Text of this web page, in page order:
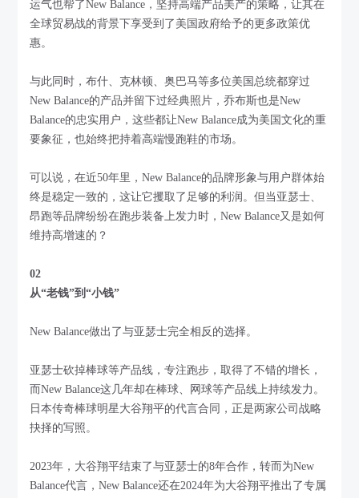
运气也帮了New Balance，坚持高端产品美产的策略，让其在
全球贸易战的背景下享受到了美国政府给予的更多政策优
惠。
与此同时，布什、克林顿、奥巴马等多位美国总统都穿过
New Balance的产品并留下过经典照片，乔布斯也是New
Balance的忠实用户，这些都让New Balance成为美国文化的重
要象征，也始终把持着高端慢跑鞋的市场。
可以说，在近50年里，New Balance的品牌形象与用户群体始
终是稳定一致的，这让它攫取了足够的利润。但当亚瑟士、
昂跑等品牌纷纷在跑步装备上发力时，New Balance又是如何
维持高增速的？
02
从“老钱”到“小钱”
New Balance做出了与亚瑟士完全相反的选择。
亚瑟士砍掉棒球等产品线，专注跑步，取得了不错的增长，
而New Balance这几年却在棒球、网球等产品线上持续发力。
日本传奇棒球明星大谷翔平的代言合同，正是两家公司战略
抉择的写照。
2023年，大谷翔平结束了与亚瑟士的8年合作，转而为New
Balance代言，New Balance还在2024年为大谷翔平推出了专属